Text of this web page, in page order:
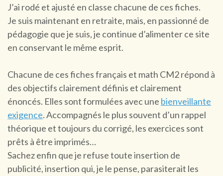
J’ai rodé et ajusté en classe chacune de ces fiches.
Je suis maintenant en retraite, mais, en passionné de
pédagogie que je suis, je continue d’alimenter ce site
en conservant le même esprit.
Chacune de ces fiches français et math CM2 répond à
des objectifs clairement définis et clairement
énoncés. Elles sont formulées avec une bienveillante
exigence. Accompagnés le plus souvent d’un rappel
théorique et toujours du corrigé, les exercices sont
prêts à être imprimés…
Sachez enfin que je refuse toute insertion de
publicité, insertion qui, je le pense, parasiterait les